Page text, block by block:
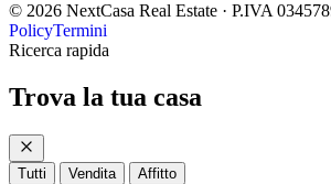
© 2026 NextCasa Real Estate · P.IVA
PolicyTermini
Ricerca rapida
Trova la tua casa
Tutti Vendita Affitto